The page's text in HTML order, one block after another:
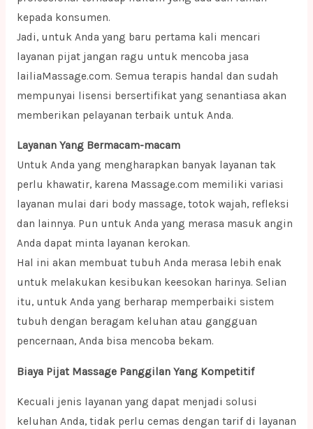
kepada konsumen.
Jadi, untuk Anda yang baru pertama kali mencari
layanan pijat jangan ragu untuk mencoba jasa
lailiaMassage.com. Semua terapis handal dan sudah
mempunyai lisensi bersertifikat yang senantiasa akan
memberikan pelayanan terbaik untuk Anda.
Layanan Yang Bermacam-macam
Untuk Anda yang mengharapkan banyak layanan tak
perlu khawatir, karena Massage.com memiliki variasi
layanan mulai dari body massage, totok wajah, refleksi
dan lainnya. Pun untuk Anda yang merasa masuk angin
Anda dapat minta layanan kerokan.
Hal ini akan membuat tubuh Anda merasa lebih enak
untuk melakukan kesibukan keesokan harinya. Selian
itu, untuk Anda yang berharap memperbaiki sistem
tubuh dengan beragam keluhan atau gangguan
pencernaan, Anda bisa mencoba bekam.
Biaya Pijat Massage Panggilan Yang Kompetitif
Kecuali jenis layanan yang dapat menjadi solusi
keluhan Anda, tidak perlu cemas dengan tarif di layanan